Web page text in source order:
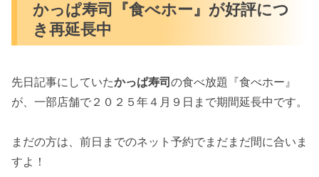
かっぱ寿司『食べホー』が好評につ
き再延長中
先日記事にしていたかっぱ寿司の食べ放題『食べホー』
が、一部店舗で２０２５年４月９日まで期間延長中です。
まだの方は、前日までのネット予約でまだまだ間に合いま
すよ！